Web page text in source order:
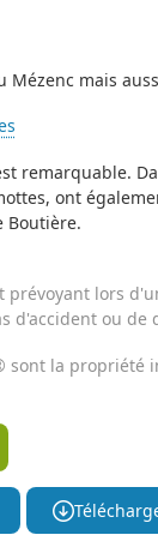
Mézenc mais
remarquable.
ont
Boutière.
prévoyant lors
d'accident ou
sont la propriété